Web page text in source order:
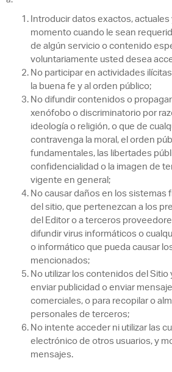
Introducir datos exactos,
momento cuando le sean
de algún servicio o contenido
voluntariamente usted desea
No participar en actividades
la buena fe y al orden público;
No difundir contenidos o
xenófobo o discriminatorio por
ideología o religión, o que de
contravenga la moral, el orden
fundamentales, las libertades
confidencialidad o la imagen de
vigente en general;
No causar daños en los sistemas
del sitio, que pertenezcan a los
del Editor o a terceros
difundir virus informáticos o
o informático que pueda causar
mencionados;
No utilizar los contenidos del Sitio
enviar publicidad o enviar
comerciales, o para recopilar o
personales de terceros;
No intente acceder ni utilizar las
electrónico de otros usuarios, y
mensajes.